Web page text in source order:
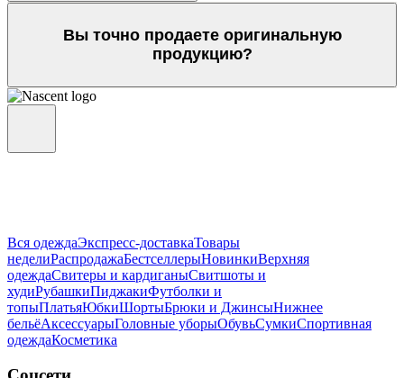
Вы точно продаете оригинальную
продукцию?
Вся одеждаЭкспресс-доставкаТовары
неделиРаспродажаБестселлерыНовинкиВерхняя
одеждаСвитеры и кардиганыСвитшоты и
худиРубашкиПиджакиФутболки и
топыПлатьяЮбкиШортыБрюки и ДжинсыНижнее
бельёАксессуарыГоловные уборыОбувьСумкиСпортивная
одеждаКосметика